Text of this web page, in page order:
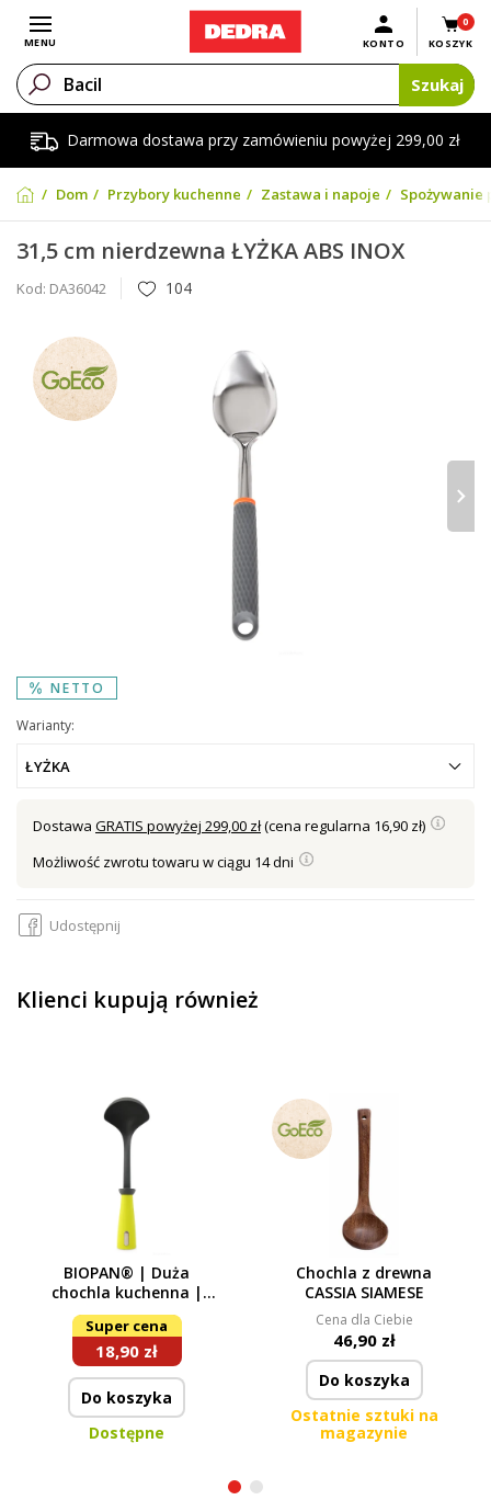
Darmowa dostawa przy zamówieniu powyżej 299,00 zł
Otwórz menu
MENU
0
KOSZYK
KONTO
Szukaj
Dom Przybory kuchenne Zastawa i napoje Spożywanie
31,5 cm nierdzewna ŁYŻKA ABS INOX
Kod: DA36042 104
›
NETTO
Warianty:
ŁYŻKA
Dostawa GRATIS powyżej 299,00 zł(cena regularna 16,90 zł)
Możliwość zwrotu towaru w ciągu 14 dni
Udostępnij
Klienci kupują również
BIOPAN® | Duża
chochla kuchenna |
31 cm | Odpowiednia do
powierzchni z powłoką
nieprzywierającą
Super cena
18,90 zł
Do koszyka
Dostępne
Chochla z drewna
CASSIA SIAMESE
Cena dla Ciebie
46,90 zł
Do koszyka
Ostatnie sztuki na
magazynie